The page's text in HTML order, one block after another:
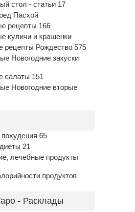
стол - статьи 17
Пасхой
рецепты 166
куличи и крашенки
рецепты Рождество 575
Новогодние закуски
салаты 151
Новогодние вторые
65
21
лечебные продукты
продуктов
- Расклады